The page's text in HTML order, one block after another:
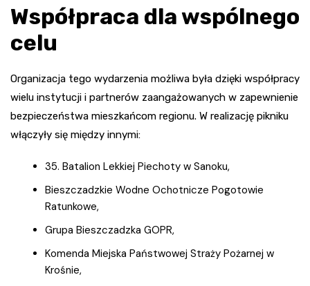
Współpraca dla wspólnego
celu
Organizacja tego wydarzenia możliwa była dzięki współpracy
wielu instytucji i partnerów zaangażowanych w zapewnienie
bezpieczeństwa mieszkańcom regionu. W realizację pikniku
włączyły się między innymi:
35. Batalion Lekkiej Piechoty w Sanoku,
Bieszczadzkie Wodne Ochotnicze Pogotowie
Ratunkowe,
Grupa Bieszczadzka GOPR,
Komenda Miejska Państwowej Straży Pożarnej w
Krośnie,